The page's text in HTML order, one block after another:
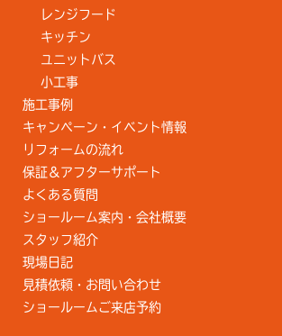
レンジフード
キッチン
ユニットバス
小工事
施工事例
キャンペーン・イベント情報
リフォームの流れ
保証＆アフターサポート
よくある質問
ショールーム案内・会社概要
スタッフ紹介
現場日記
見積依頼・お問い合わせ
ショールームご来店予約